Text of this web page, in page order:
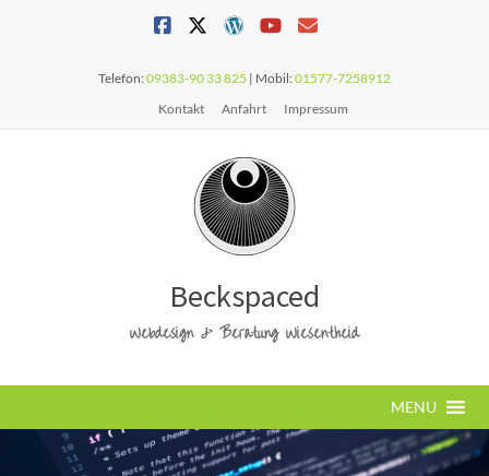
Telefon:09383-90 33 825 | Mobil:01577-7258912
Kontakt
Anfahrt Impressum
Beckspaced
Webdesign & Beratung Wiesentheid
MENU